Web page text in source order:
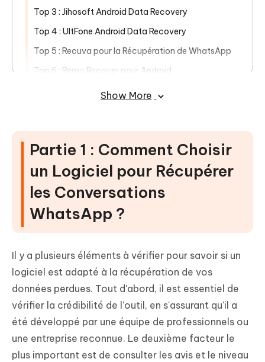
Top 3 : Jihosoft Android Data Recovery
Top 4 : UltFone Android Data Recovery
Top 5 : Recuva pour la Récupération de WhatsApp
Top 6 : Remo Recover pour Android
Top 7 : iSkysoft Récupération de Données
Show More
Partie 1 : Comment Choisir
un Logiciel pour Récupérer
les Conversations
WhatsApp ?
Il y a plusieurs éléments à vérifier pour savoir si un
logiciel est adapté à la récupération de vos
données perdues. Tout d'abord, il est essentiel de
vérifier la crédibilité de l'outil, en s'assurant qu'il a
été développé par une équipe de professionnels ou
une entreprise reconnue. Le deuxième facteur le
plus important est de consulter les avis et le niveau